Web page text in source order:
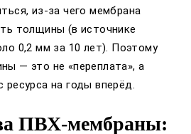
из‑за чего мембрана
толщины (в источнике
0,2 мм за 10 лет). Поэтому
— это не «переплата», а
на годы вперёд.
ПВХ-мембраны: